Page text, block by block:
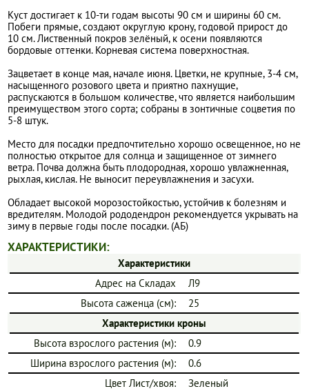
Куст достигает к 10-ти годам высоты 90 см и ширины 60 см.
Побеги прямые, создают округлую крону, годовой прирост до
10 см. Лиственный покров зелёный, к осени появляются
бордовые оттенки. Корневая система поверхностная.
Зацветает в конце мая, начале июня. Цветки, не крупные, 3-4 см,
насыщенного розового цвета и приятно пахнущие,
распускаются в большом количестве, что является наибольшим
преимуществом этого сорта; собраны в зонтичные соцветия по
5-8 штук.
Место для посадки предпочтительно хорошо освещенное, но не
полностью открытое для солнца и защищенное от зимнего
ветра. Почва должна быть плодородная, хорошо увлажненная,
рыхлая, кислая. Не выносит переувлажнения и засухи.
Обладает высокой морозостойкостью, устойчив к болезням и
вредителям. Молодой рододендрон рекомендуется укрывать на
зиму в первые годы после посадки. (АБ)
ХАРАКТЕРИСТИКИ:
Характеристики
Адрес на Складах
Л9
Высота саженца (см):
25
Характеристики кроны
Высота взрослого растения (м):
0.9
Ширина взрослого растения (м):
0.6
Цвет Лист/хвоя:
Зеленый